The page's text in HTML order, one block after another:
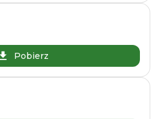
Pobierz